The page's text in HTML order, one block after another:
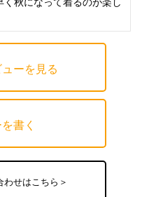
ーを見る
書く
わせはこちら＞